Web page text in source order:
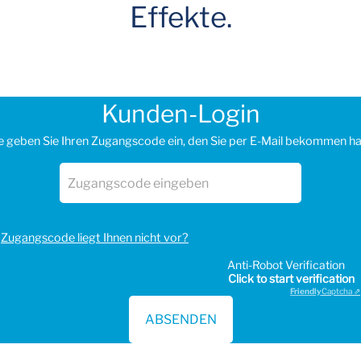
Effekte.
Kunden-Login
geben Sie Ihren Zugangscode ein, den Sie per E-Mail bekommen
Zugangscode liegt Ihnen nicht vor?
Anti-Robot Verification
Click to start verification
FriendlyCaptcha ⇗